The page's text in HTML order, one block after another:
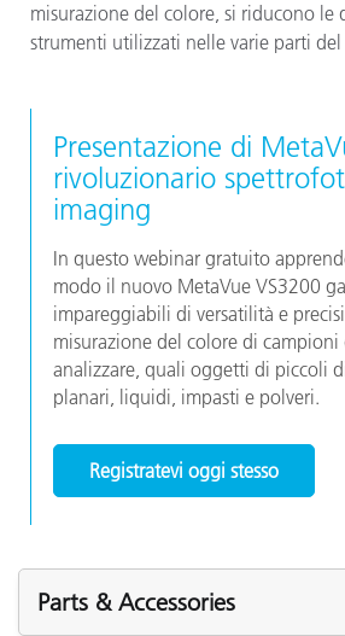
misurazione del colore, si riducono le
strumenti utilizzati nelle varie parti
Presentazione di
rivoluzionario
imaging
In questo webinar gratuito
modo il nuovo MetaVue VS3200
impareggiabili di versatilità e
misurazione del colore di
analizzare, quali oggetti di piccoli
planari, liquidi, impasti e polveri.
Registratevi oggi stesso
Parts & Accessories